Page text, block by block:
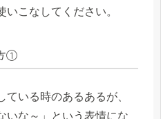
いこなしてください。
①
ている時のあるあるが、
いな～」という表情にな